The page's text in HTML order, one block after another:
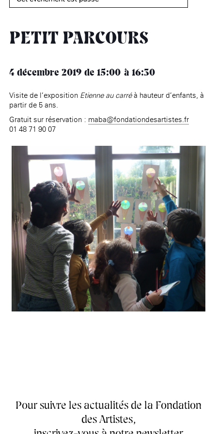
PETIT PARCOURS
4 décembre 2019de 15:00 16:30
Visite de l’exposition Etienne au carréà hauteur d’enfants, à
partir de 5 ans.
Gratuit sur réservation : maba@fondationdesartistes.fr
01 48 71 90 07
Pour suivre les actualités de la Fondation
des Artistes,
âge, à laMaison nationale
(EHPAD)
Rotonde Balzac de l’Hôtel
Salomon de Rothschild